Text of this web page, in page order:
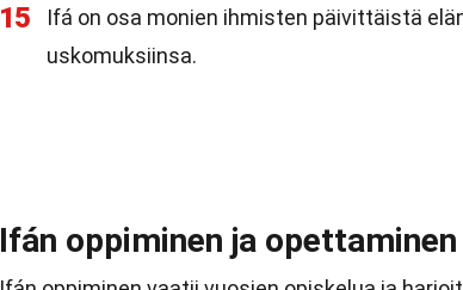
15
Ifá on osa monien ihmisten päivittäistä
uskomuksiinsa.
Ifán oppiminen ja opettaminen